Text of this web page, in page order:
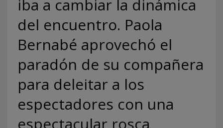
iba a cambiar la dinámica
del encuentro. Paola
Bernabé aprovechó el
paradón de su compañera
para deleitar a los
espectadores con una